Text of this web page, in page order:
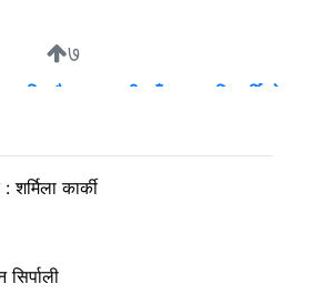
७
एकाबिहानै खानतलासी, पाँच घन्टापछि फर्कियो
कार्की